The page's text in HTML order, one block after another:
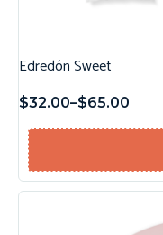
Edredón Sweet
$32.00–$65.00